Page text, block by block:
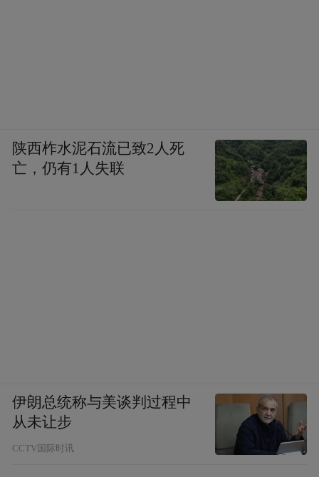
陕西柞水泥石流已致2人死
亡，仍有1人失联
伊朗总统称与美谈判过程中
从未让步
CCTV国际时讯